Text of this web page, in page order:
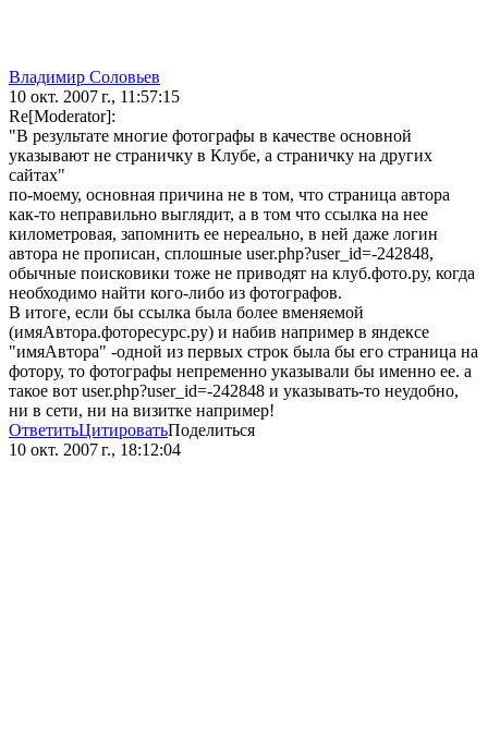
Владимир Соловьев
10 окт. 2007 г., 11:57:15
Re[Moderator]:
"В результате многие фотографы в качестве основной
указывают не страничку в Клубе, а страничку на других
сайтах"
по-моему, основная причина не в том, что страница автора
как-то неправильно выглядит, а в том что ссылка на нее
километровая, запомнить ее нереально, в ней даже логин
автора не прописан, сплошные user.php?user_id=-242848,
обычные поисковики тоже не приводят на клуб.фото.ру, когда
необходимо найти кого-либо из фотографов.
В итоге, если бы ссылка была более вменяемой
(имяАвтора.фоторесурс.ру) и набив например в яндексе
"имяАвтора" -одной из первых строк была бы его страница на
фотору, то фотографы непременно указывали бы именно ее. а
такое вот user.php?user_id=-242848 и указывать-то неудобно,
ни в сети, ни на визитке например!
ОтветитьЦитироватьПоделиться
10 окт. 2007 г., 18:12:04